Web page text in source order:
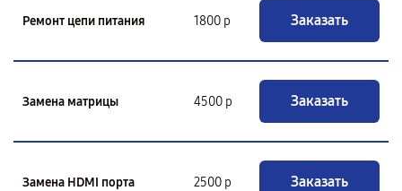
Ремонт цепи питания 1800 р Заказать
Замена матрицы 4500 р Заказать
Замена HDMI порта 2500 р Заказать